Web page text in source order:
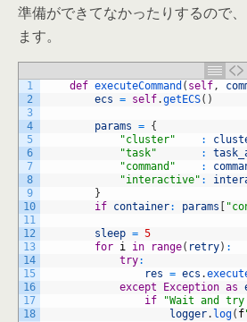
準備ができてなかったりするので
ます。
1
2
3
4
5
6
7
8
9
10
11
12
13
14
15
16
17
18
def executeCommand ( self,
ecs = self.getECS( )
params = {
"cluster"
:
"task"
:
"command"
:
"interactive" :
}
if container: params
sleep = 5
for i in range( retry) :
try:
res = ecs .
except
Exception as
if
"Wait and try
logger. log( f